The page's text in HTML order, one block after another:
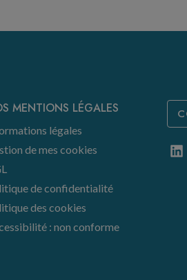
MENTIONS LÉGALES
légales
de mes cookies
de confidentialité
des cookies
: non conforme